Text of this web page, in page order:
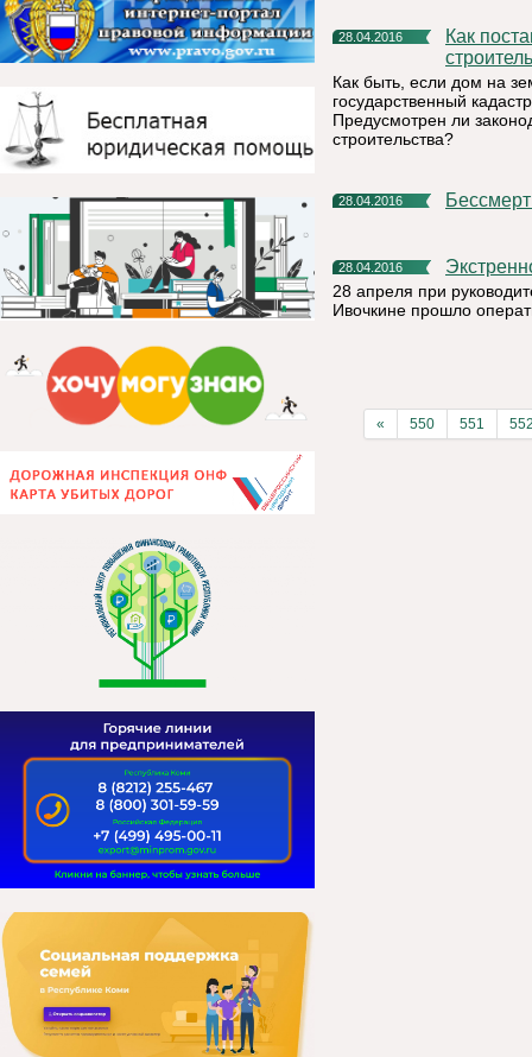
28.04.2016
Как поставить на кадастровый учет объект незавершенного
Как быть, если дом на
государственный
Предусмотрен ли
строительства?
28.04.2016
28.04.2016
28 апреля при
Ивочкине прошло
« 550 551